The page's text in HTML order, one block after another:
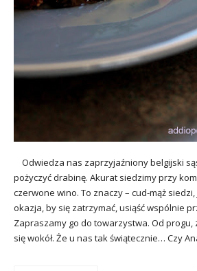
Odwiedza nas zaprzyjaźniony belgijski
pożyczyć drabinę. Akurat siedzimy przy
czerwone wino. To znaczy – cud-mąż
okazja, by się zatrzymać, usiąść wspólnie
Zapraszamy go do towarzystwa. Od
się wokół. Że u nas tak świątecznie… Czy